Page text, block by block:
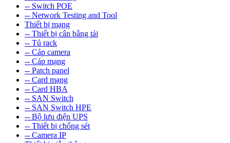
-- Switch POE
-- Network Testing and Tool
Thiết bị mạng
-- Thiết bị cân bằng tải
-- Tủ rack
-- Cáp camera
-- Cáp mạng
-- Patch panel
-- Card mạng
-- Card HBA
-- SAN Switch
-- SAN Switch HPE
-- Bộ lưu điện UPS
-- Thiết bị chống sét
-- Camera IP